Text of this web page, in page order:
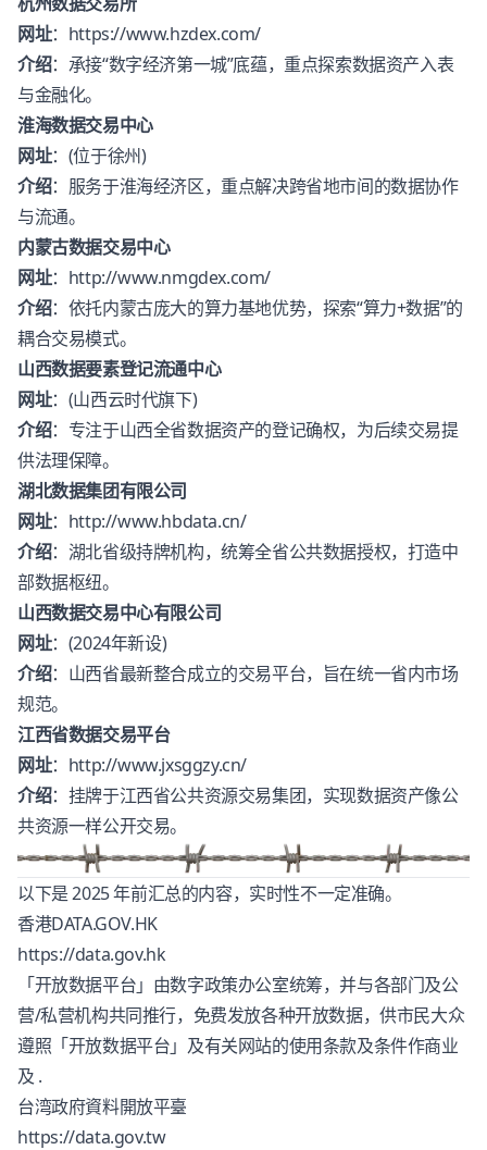
网址： https://www.hzdex.com/
介绍：承接“数字经济第一城”底蕴，重点探索数据资产入表
与金融化。
淮海数据交易中心
网址：(位于徐州)
介绍：服务于淮海经济区，重点解决跨省地市间的数据协作
与流通。
内蒙古数据交易中心
网址： http://www.nmgdex.com/
介绍：依托内蒙古庞大的算力基地优势，探索“算力+数据”的
耦合交易模式。
山西数据要素登记流通中心
网址：(山西云时代旗下)
介绍：专注于山西全省数据资产的登记确权，为后续交易提
供法理保障。
湖北数据集团有限公司
网址： http://www.hbdata.cn/
介绍：湖北省级持牌机构，统筹全省公共数据授权，打造中
部数据枢纽。
山西数据交易中心有限公司
网址：(2024年新设)
介绍：山西省最新整合成立的交易平台，旨在统一省内市场
规范。
江西省数据交易平台
网址： http://www.jxsggzy.cn/
介绍：挂牌于江西省公共资源交易集团，实现数据资产像公
共资源一样公开交易。
以下是 2025 年前汇总的内容，实时性不一定准确。
香港DATA.GOV.HK
https://data.gov.hk
「开放数据平台」由数字政策办公室统筹，并与各部门及公
营/私营机构共同推行，免费发放各种开放数据，供市民大众
遵照「开放数据平台」及有关网站的使用条款及条件作商业
及 .
台湾政府資料開放平臺
https://data.gov.tw